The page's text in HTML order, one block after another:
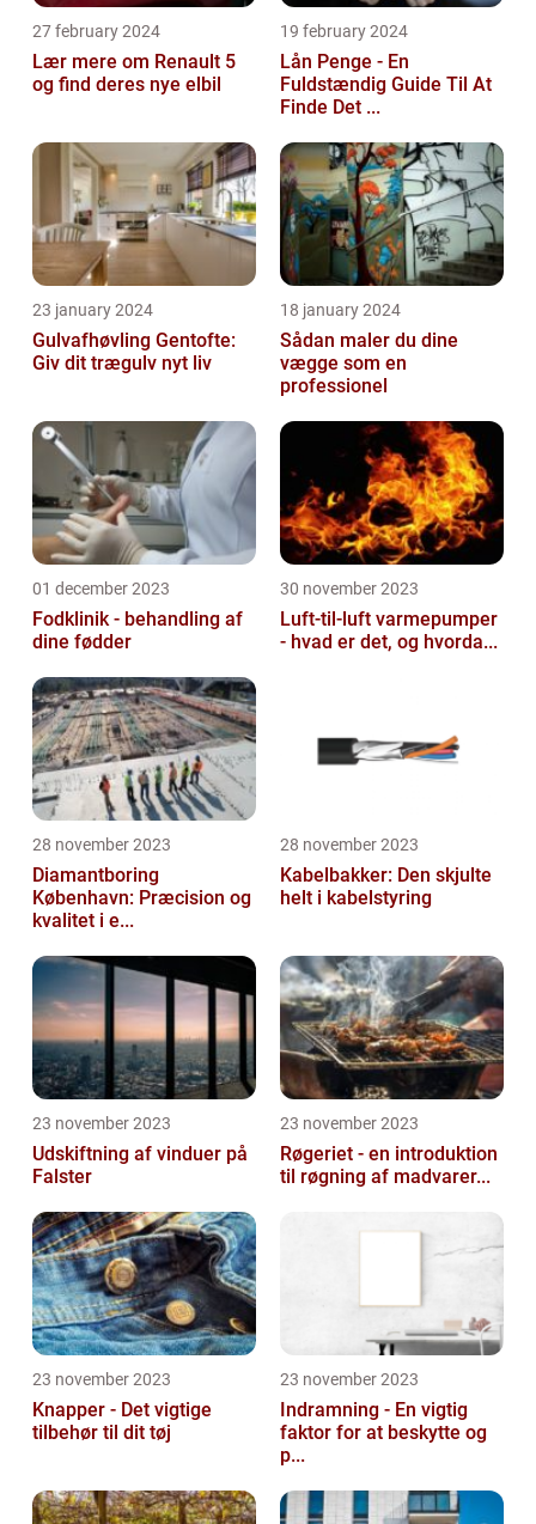
27 february 2024
Lær mere om Renault 5
og find deres nye elbil
19 february 2024
Lån Penge - En
Fuldstændig Guide Til At
Finde Det ...
23 january 2024
Gulvafhøvling Gentofte:
Giv dit trægulv nyt liv
18 january 2024
Sådan maler du dine
vægge som en
professionel
01 december 2023
Fodklinik - behandling af
dine fødder
30 november 2023
Luft-til-luft varmepumper
- hvad er det, og hvorda...
28 november 2023
Diamantboring
København: Præcision og
kvalitet i e...
28 november 2023
Kabelbakker: Den skjulte
helt i kabelstyring
23 november 2023
Udskiftning af vinduer på
Falster
23 november 2023
Røgeriet - en introduktion
til røgning af madvarer...
23 november 2023
Knapper - Det vigtige
tilbehør til dit tøj
23 november 2023
Indramning - En vigtig
faktor for at beskytte og
p...